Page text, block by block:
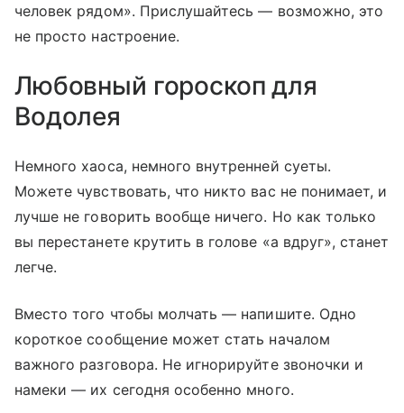
человек рядом». Прислушайтесь — возможно, это
не просто настроение.
Любовный гороскоп для
Водолея
Немного хаоса, немного внутренней суеты.
Можете чувствовать, что никто вас не понимает, и
лучше не говорить вообще ничего. Но как только
вы перестанете крутить в голове «а вдруг», станет
легче.
Вместо того чтобы молчать — напишите. Одно
короткое сообщение может стать началом
важного разговора. Не игнорируйте звоночки и
намеки — их сегодня особенно много.